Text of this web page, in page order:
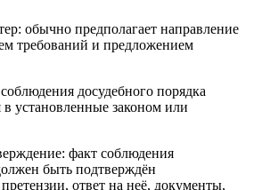
обычно предполагает направление
требований и предложением
досудебного порядка
установленные законом или
факт соблюдения
быть подтверждён
ответ на неё, документы,